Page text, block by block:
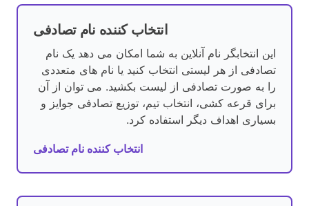
انتخاب کننده نام تصادفی
این انتخابگر نام آنلاین به شما امکان می دهد یک نام
تصادفی از هر لیستی انتخاب کنید یا نام های متعددی
را به صورت تصادفی از لیست بکشید. می توان از آن
برای قرعه کشی، انتخاب تیم، توزیع تصادفی جوایز و
بسیاری اهداف دیگر استفاده کرد.
انتخاب کننده نام تصادفی